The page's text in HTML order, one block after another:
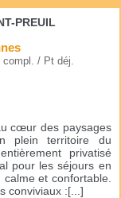
PREUIL
compl. / Pt déj.
cœur des paysages
plein territoire du
privatisé
pour les séjours en
et confortable.
conviviaux :[...]